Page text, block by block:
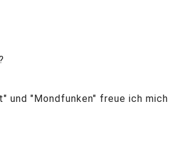
und "Mondfunken" freue ich